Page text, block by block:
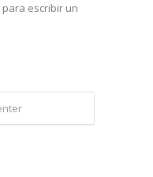
para escribir un